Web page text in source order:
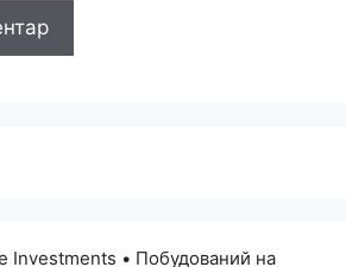
Investments • Побудований на